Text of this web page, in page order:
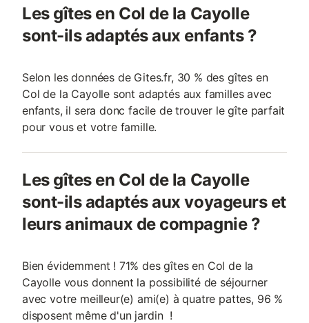
Les gîtes en Col de la Cayolle
sont-ils adaptés aux enfants ?
Selon les données de Gites.fr, 30 % des gîtes en
Col de la Cayolle sont adaptés aux familles avec
enfants, il sera donc facile de trouver le gîte parfait
pour vous et votre famille.
Les gîtes en Col de la Cayolle
sont-ils adaptés aux voyageurs et
leurs animaux de compagnie ?
Bien évidemment ! 71% des gîtes en Col de la
Cayolle vous donnent la possibilité de séjourner
avec votre meilleur(e) ami(e) à quatre pattes, 96 %
disposent même d'un jardin !